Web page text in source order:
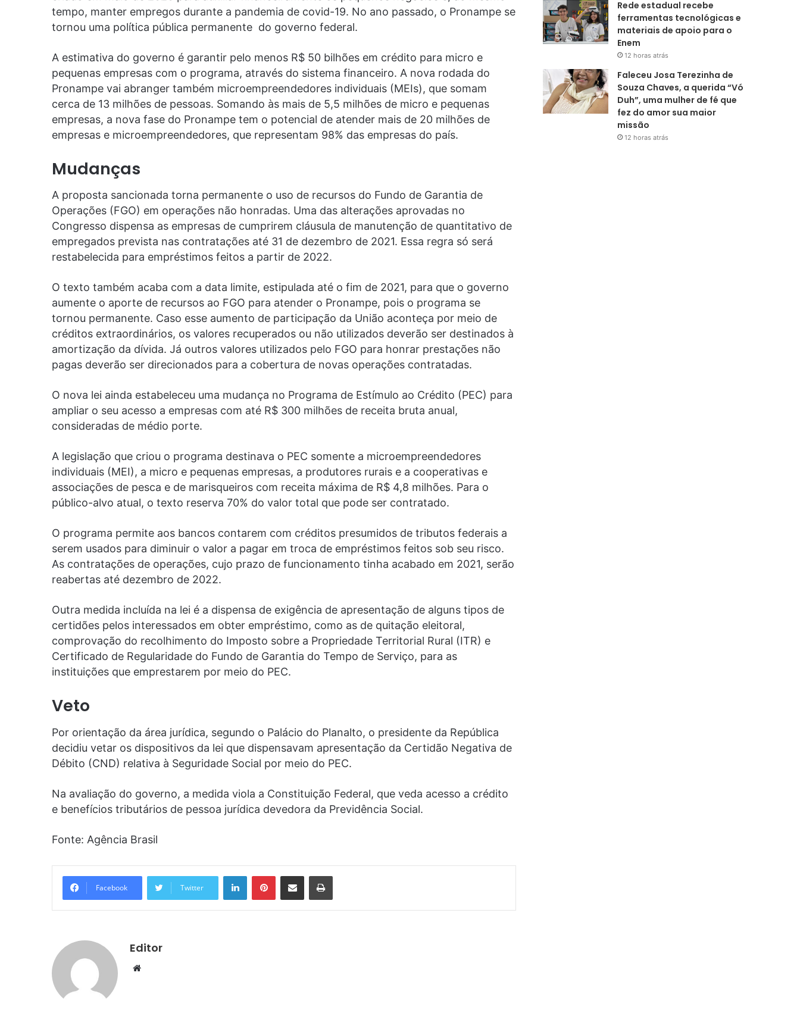
tempo, manter empregos durante a pandemia de covid-19. No ano passado, o Pronampe se
tornou uma política pública permanente do governo federal.
A estimativa do governo é garantir pelo menos R$ 50 bilhões em crédito para micro e
pequenas empresas com o programa, através do sistema financeiro. A nova rodada do
Pronampe vai abranger também microempreendedores individuais (MEIs), que somam
cerca de 13 milhões de pessoas. Somando às mais de 5,5 milhões de micro e pequenas
empresas, a nova fase do Pronampe tem o potencial de atender mais de 20 milhões de
empresas e microempreendedores, que representam 98% das empresas do país.
Mudanças
A proposta sancionada torna permanente o uso de recursos do Fundo de Garantia de
Operações (FGO) em operações não honradas. Uma das alterações aprovadas no
Congresso dispensa as empresas de cumprirem cláusula de manutenção de quantitativo de
empregados prevista nas contratações até 31 de dezembro de 2021. Essa regra só será
restabelecida para empréstimos feitos a partir de 2022.
O texto também acaba com a data limite, estipulada até o fim de 2021, para que o governo
aumente o aporte de recursos ao FGO para atender o Pronampe, pois o programa se
tornou permanente. Caso esse aumento de participação da União aconteça por meio de
créditos extraordinários, os valores recuperados ou não utilizados deverão ser destinados à
amortização da dívida. Já outros valores utilizados pelo FGO para honrar prestações não
pagas deverão ser direcionados para a cobertura de novas operações contratadas.
O nova lei ainda estabeleceu uma mudança no Programa de Estímulo ao Crédito (PEC) para
ampliar o seu acesso a empresas com até R$ 300 milhões de receita bruta anual,
consideradas de médio porte.
A legislação que criou o programa destinava o PEC somente a microempreendedores
individuais (MEI), a micro e pequenas empresas, a produtores rurais e a cooperativas e
associações de pesca e de marisqueiros com receita máxima de R$ 4,8 milhões. Para o
público-alvo atual, o texto reserva 70% do valor total que pode ser contratado.
O programa permite aos bancos contarem com créditos presumidos de tributos federais a
serem usados para diminuir o valor a pagar em troca de empréstimos feitos sob seu risco.
As contratações de operações, cujo prazo de funcionamento tinha acabado em 2021, serão
reabertas até dezembro de 2022.
Outra medida incluída na lei é a dispensa de exigência de apresentação de alguns tipos de
certidões pelos interessados em obter empréstimo, como as de quitação eleitoral,
comprovação do recolhimento do Imposto sobre a Propriedade Territorial Rural (ITR) e
Certificado de Regularidade do Fundo de Garantia do Tempo de Serviço, para as
instituições que emprestarem por meio do PEC.
Veto
Por orientação da área jurídica, segundo o Palácio do Planalto, o presidente da República
decidiu vetar os dispositivos da lei que dispensavam apresentação da Certidão Negativa de
Débito (CND) relativa à Seguridade Social por meio do PEC.
Na avaliação do governo, a medida viola a Constituição Federal, que veda acesso a crédito
e benefícios tributários de pessoa jurídica devedora da Previdência Social.
Fonte: Agência Brasil
Facebook Twitter
LinkedinPinterestCompartilhar via e-mail Imprimir
Editor
Website
Rede estadual recebe
ferramentas tecnológicas e
materiais de apoio para o
Enem
12 horas atrás
Faleceu Josa Terezinha de
Souza Chaves, a querida “Vó
Duh”, uma mulher de fé que
fez do amor sua maior
missão
12 horas atrás